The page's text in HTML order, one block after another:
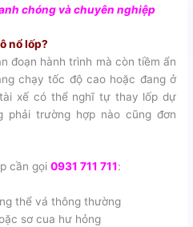
chóng và chuyên nghiệp
nổ lốp?
đoạn hành trình mà còn tiềm ẩn
chạy tốc độ cao hoặc đang ở
xế có thể nghĩ tự thay lốp dự
phải trường hợp nào cũng đơn
cần gọi0931 711 711:
thể vá thông thường
sơ cua hư hỏng